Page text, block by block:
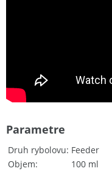
Druh rybolovu Feeder
Objem
100 ml
Parametre